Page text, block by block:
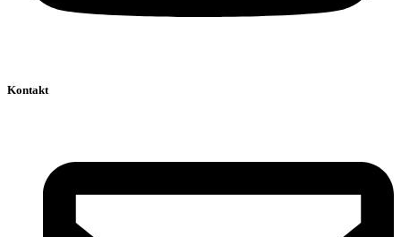
Kontakt